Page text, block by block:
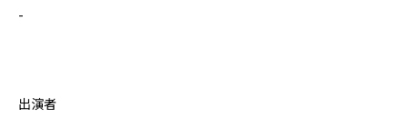
-
出演者